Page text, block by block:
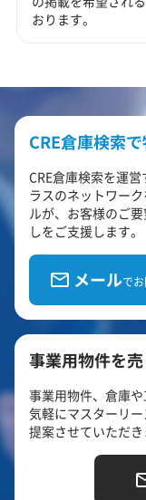
おります。
CRE倉庫検索
CRE倉庫検索を運
ラスのネットワー
ルが、お客様のご
しをご支援します。
メールで
事業用物件を
事業用物件、倉庫や
気軽にマスターリ
提案させていただき